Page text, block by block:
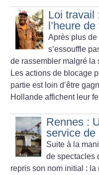
Loi travail
l’heure
Après plus
s’essouffle
de rassembler malgré la
Les actions de blocage
partie est loin d’être
Hollande affichent leur
Rennes :
service de
Suite à la
de spectacles
repris son nom initial :